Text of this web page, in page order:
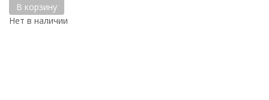
В корзину
Нет в наличии